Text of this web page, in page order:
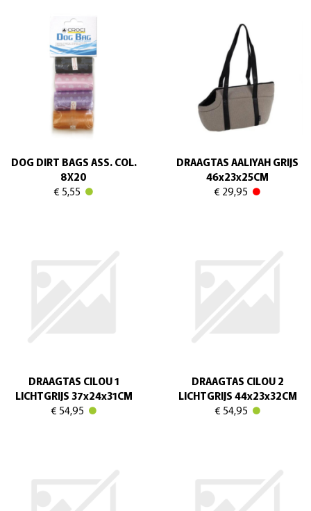
DOG DIRT BAGS ASS. COL.
8X20
€ 5,55
DRAAGTAS AALIYAH GRIJS
46x23x25CM
€ 29,95
DRAAGTAS CILOU 1
LICHTGRIJS 37x24x31CM
€ 54,95
DRAAGTAS CILOU 2
LICHTGRIJS 44x23x32CM
€ 54,95